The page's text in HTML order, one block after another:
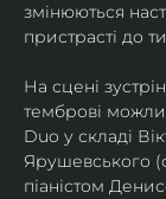
змінюються
пристрасті до
На сцені
темброві
Duo у складі
Ярушевського
піаністом